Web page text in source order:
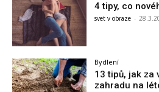
4 tipy, co
svet v obraze -
Bydlení
13 tipů, jak za
zahradu na